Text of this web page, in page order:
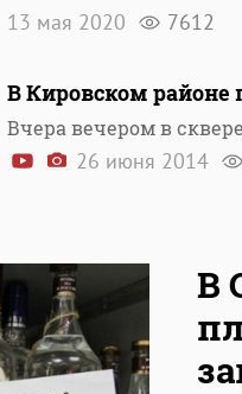
13 мая 2020 7612
В Кировском районе
Вчера вечером в
26 июня 2014
В